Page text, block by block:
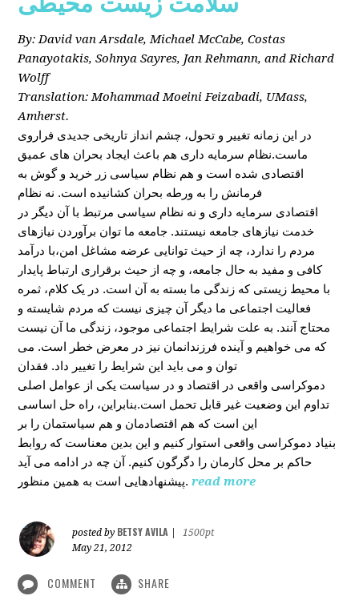
By: David van Arsdale, Michael McCabe, Costas
Panayotakis, Sohnya Sayres, Jan Rehmann, and Richard
Wolff
Translation: Mohammad Moeini Feizabadi, UMass,
Amherst.
در این زمانه تغییر و تحول، چشم انداز تاریخی جدیدی فراروی
ماست.نظام سرمایه داری هم باعث ایجاد بحران های عمیق
اقتصادی شده است و هم نظام سیاسی زر خرید و گوش به
فرمانش را به ورطه بحران کشانیده است. نه نظام
اقتصادی سرمایه داری و نه نظام سیاسی مرتبط با آن دیگر در
خدمت نیازهای جامعه نیستند. جامعه ما توان برآوردن نیازهای
مردم را ندارد، چه از حیث توانایی عرضه مشاغل امن،با درآمد
کافی و مفید به حال جامعه، و چه از حیث برقراری ارتباط پایدار
با محیط زیستی که زندگی ما بسته به آن است. در یک کلام، ثمره
فعالیت اجتماعی ما دیگر آن چیزی نیست که مردم شایسته و
محتاج آنند. به علت شرایط اجتماعی موجود، زندگی ما آن نیست
که می خواهیم و آینده فرزندانمان نیز در معرض خطر است. می
توان و می باید این شرایط را تغییر داد. فقدان
دموکراسی واقعی در اقتصاد و در سیاست یکی از عوامل اصلی
تداوم این وضعیت غیر قابل تحمل است.بنابراین، راه حل اساسی
این است که هم اقتصادمان و هم سیاستمان را بر
بنیاد دموکراسی واقعی استوار کنیم و این بدین معناست که روابط
حاکم بر محل کارمان را دگرگون کنیم. آن چه در ادامه می آید
پیشنهادهایی است به همین منظور. read more
posted by BETSY AVILA
1500pt
May 21, 2012
COMMENT SHARE